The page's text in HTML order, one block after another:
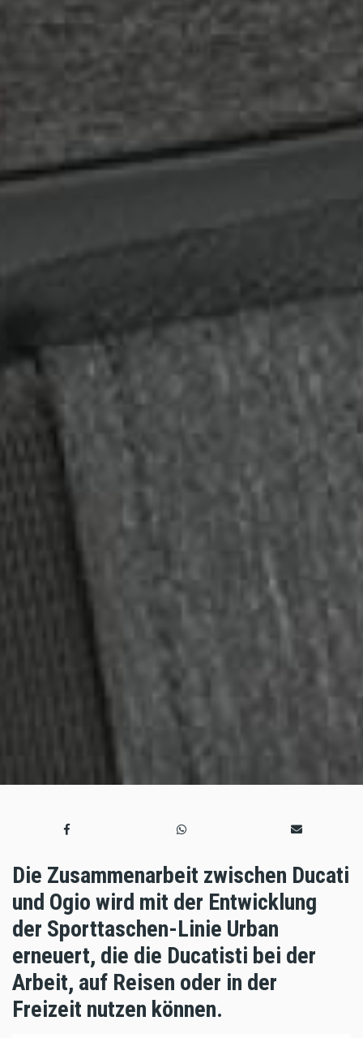
Die Zusammenarbeit zwischen Ducati
und Ogio wird mit der Entwicklung
der Sporttaschen-Linie Urban
erneuert, die die Ducatisti bei der
Arbeit, auf Reisen oder in der
Freizeit nutzen können.